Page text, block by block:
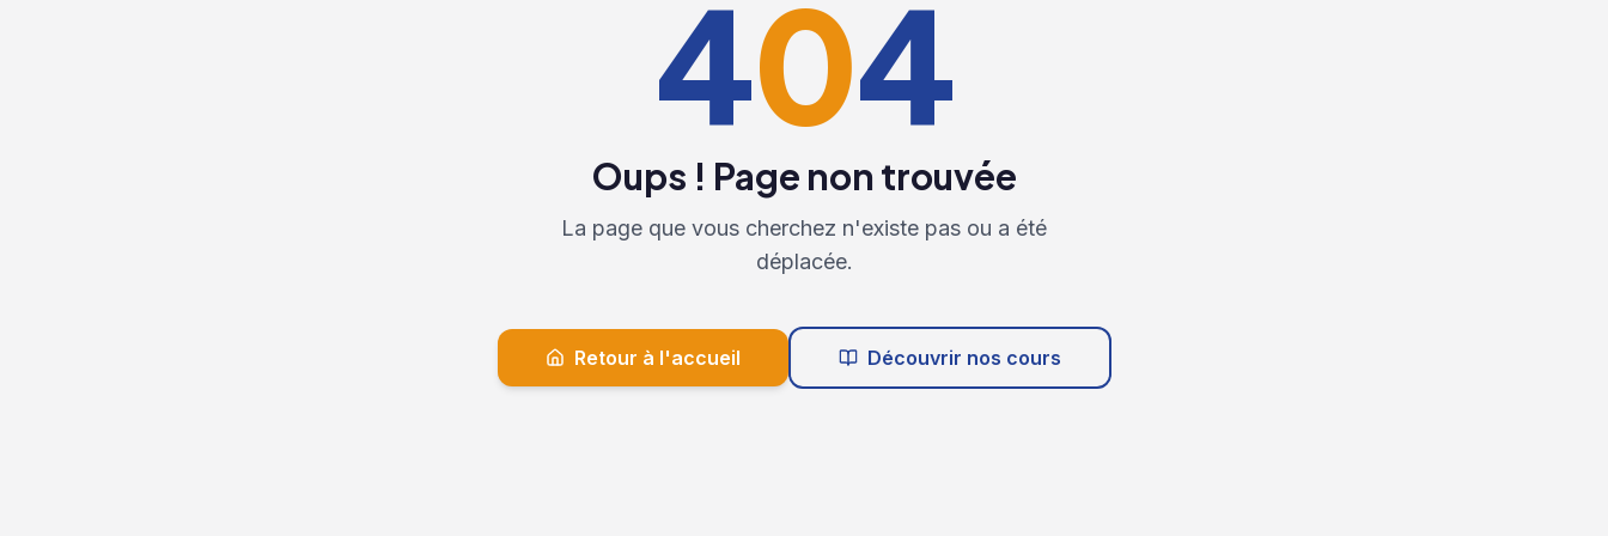
404
Oups ! Page non trouvée
La page que vous cherchez n'existe pas ou a été
déplacée.
Retour à l'accueil Découvrir nos cours